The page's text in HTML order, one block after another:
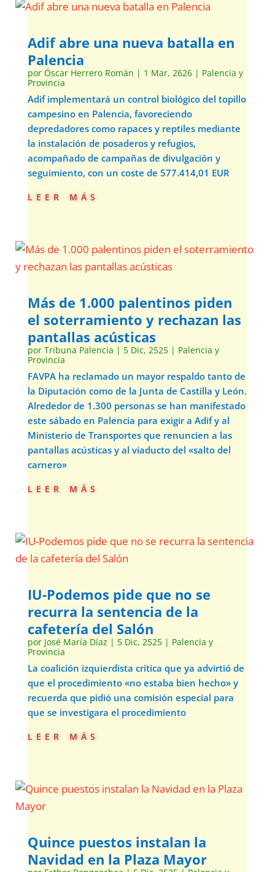
Adif abre una nueva batalla en
Palencia
por Óscar Herrero Román | 1 Mar, 2626| Palencia y
Provincia
Adif implementará un control biológico del topillo
campesino en Palencia, favoreciendo
depredadores como rapaces y reptiles mediante
la instalación de posaderos y refugios,
acompañado de campañas de divulgación y
seguimiento, con un coste de 577.414,01 EUR
leer más
Más de 1.000 palentinos piden
el soterramiento y rechazan las
pantallas acústicas
por Tribuna Palencia | 5 Dic, 2525| Palencia y
Provincia
FAVPA ha reclamado un mayor respaldo tanto de
la Diputación como de la Junta de Castilla y León.
Alrededor de 1.300 personas se han manifestado
este sábado en Palencia para exigir a Adif y al
Ministerio de Transportes que renuncien a las
pantallas acústicas y al viaducto del «salto del
carnero»
leer más
IU-Podemos pide que no se
recurra la sentencia de la
cafetería del Salón
por José María Díaz | 5 Dic, 2525| Palencia y
Provincia
La coalición izquierdista critica que ya advirtió de
que el procedimiento «no estaba bien hecho» y
recuerda que pidió una comisión especial para
que se investigara el procedimiento
leer más
Quince puestos instalan la
Navidad en la Plaza Mayor